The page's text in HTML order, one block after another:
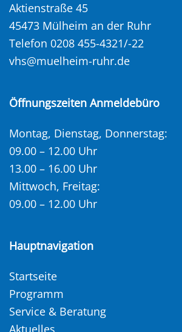
Aktienstraße 45
45473 Mülheim an der Ruhr
Telefon 0208 455-4321/-22
vhs@muelheim-ruhr.de
Öffnungszeiten Anmeldebüro
Montag, Dienstag, Donnerstag:
09.00 – 12.00 Uhr
13.00 – 16.00 Uhr
Mittwoch, Freitag:
09.00 – 12.00 Uhr
Hauptnavigation
Startseite
Programm
Service & Beratung
Aktuelles